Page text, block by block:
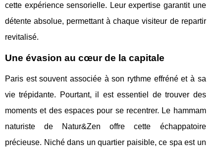
cette expérience sensorielle. Leur expertise garantit une
détente absolue, permettant à chaque visiteur de repartir
revitalisé.
Une évasion au cœur de la capitale
Paris est souvent associée à son rythme effréné et à sa
vie trépidante. Pourtant, il est essentiel de trouver des
moments et des espaces pour se recentrer. Le hammam
naturiste de Natur&Zen offre cette échappatoire
précieuse. Niché dans un quartier paisible, ce spa est un